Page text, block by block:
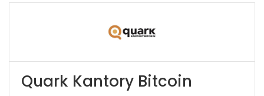
Quark Kantory Bitcoin